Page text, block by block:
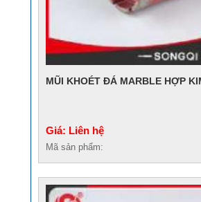
MŨI KHOÉT ĐÁ MARBLE HỢP
Giá: Liên hệ
Mã sản phẩm: